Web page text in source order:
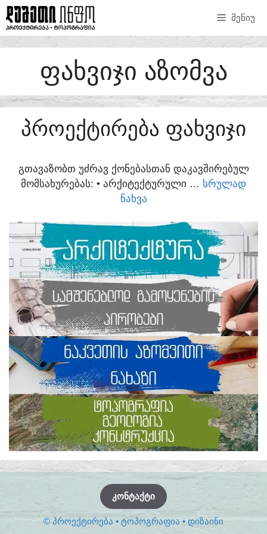
SKIP
TO
CONTENT
ᲛᲔᲜᲘᲣ
ᲤᲐᲮᲕᲘᲯᲘ ᲐᲖᲝᲛᲕᲐ
ᲞᲠᲝᲔᲥᲢᲘᲠᲔᲑᲐ ᲤᲐᲮᲕᲘᲯᲘ
ᲒᲗᲐᲕᲐᲖᲝᲑᲗ ᲣᲫᲠᲐᲕ ᲥᲝᲜᲔᲑᲐᲡᲗᲐᲜ ᲓᲐᲙᲐᲕᲨᲘᲠᲔᲑᲣᲚ
ᲛᲝᲛᲡᲐᲮᲣᲠᲔᲑᲐᲡ:​ • ᲐᲠᲥᲘᲢᲔᲥᲢᲣᲠᲣᲚᲘ … ᲡᲠᲣᲚᲐᲓ
ᲜᲐᲮᲕᲐ
ᲙᲝᲜᲢᲐᲥᲢᲘ
© ᲞᲠᲝᲔᲥᲢᲘᲠᲔᲑᲐ • ᲢᲝᲞᲝᲒᲠᲐᲤᲘᲐ • ᲓᲘᲖᲐᲘᲜᲘ